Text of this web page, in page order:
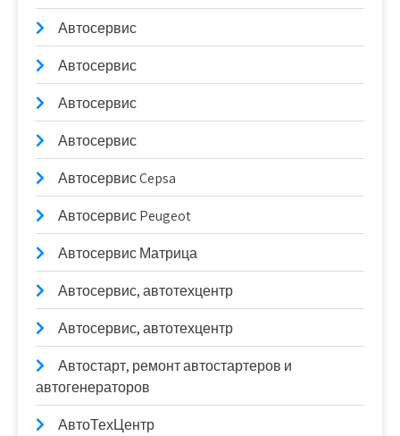
Автосервис
Автосервис
Автосервис
Автосервис
Автосервис Cepsa
Автосервис Peugeot
Автосервис Матрица
Автосервис, автотехцентр
Автосервис, автотехцентр
Автостарт, ремонт автостартеров и
автогенераторов
АвтоТехЦентр